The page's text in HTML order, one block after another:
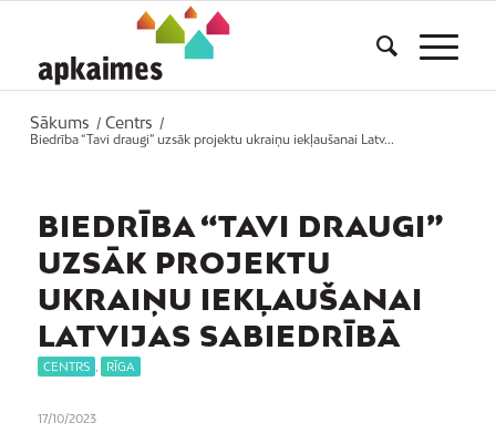
Sākums / Centrs
/
Biedrība “Tavi draugi” uzsāk projektu ukraiņu iekļaušanai Latv...
BIEDRĪBA “TAVI DRAUGI”
UZSĀK PROJEKTU
UKRAIŅU IEKĻAUŠANAI
LATVIJAS SABIEDRĪBĀ
CENTRS RĪGA
17/10/2023